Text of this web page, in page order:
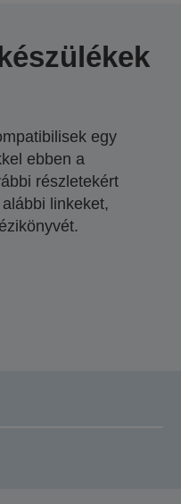
egy
ebben a
részletekért
linkeket,